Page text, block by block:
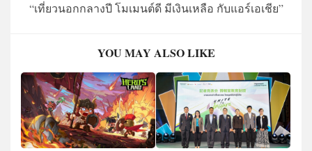
“เที่ยวนอกกลางปี โมเมนต์ดี มีเงินเหลือ กับแอร์เอเชีย”
YOU MAY ALSO LIKE